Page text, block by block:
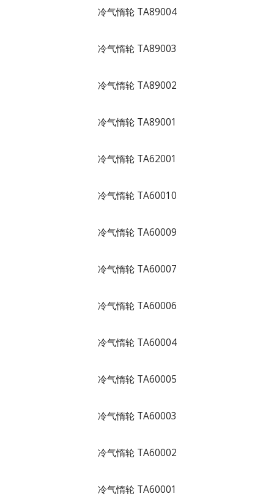
冷气惰轮 TA89004
冷气惰轮 TA89003
冷气惰轮 TA89002
冷气惰轮 TA89001
冷气惰轮 TA62001
冷气惰轮 TA60010
冷气惰轮 TA60009
冷气惰轮 TA60007
冷气惰轮 TA60006
冷气惰轮 TA60004
冷气惰轮 TA60005
冷气惰轮 TA60003
冷气惰轮 TA60002
冷气惰轮 TA60001